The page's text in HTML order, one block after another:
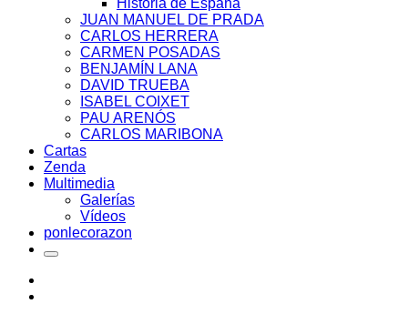
Historia de España
JUAN MANUEL DE PRADA
CARLOS HERRERA
CARMEN POSADAS
BENJAMÍN LANA
DAVID TRUEBA
ISABEL COIXET
PAU ARENÓS
CARLOS MARIBONA
Cartas
Zenda
Multimedia
Galerías
Vídeos
ponlecorazon